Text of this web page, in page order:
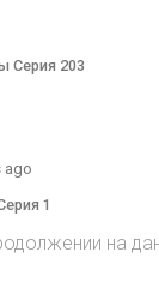
Серия 203
ago
1
на